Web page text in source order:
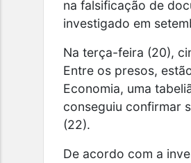
na falsificação de
investigado em
Na terça-feira (20),
Entre os presos,
Economia, uma
conseguiu confirmar
(22).
De acordo com a